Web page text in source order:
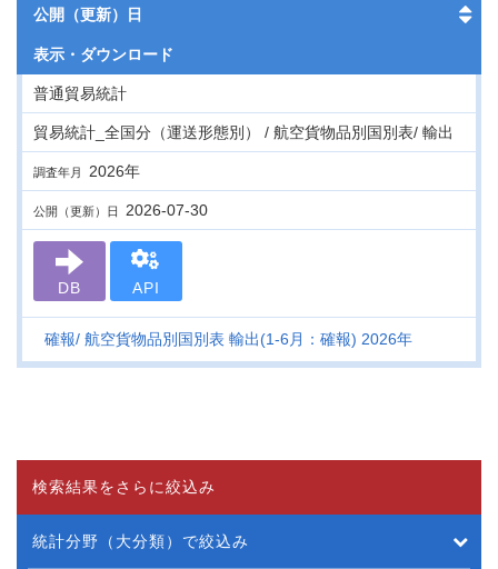
公開（更新）日
表示・ ダウンロード
普通貿易統計
貿易統計_全国分（運送形態別） / 航空貨物品別国別表/ 輸出
調査年月 2026年
公開（更新）日 2026-07-30
DB API
確報 航空貨物品別国別表 輸出(1-6月：確報) 2026年
検索結果をさらに絞込み
統計分野（大分類）で絞込み